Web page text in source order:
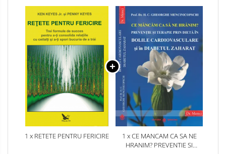
1 x RETETE PENTRU FERICIRE
1 x CE MANCAM CA SA NE
HRANIM? PREVENTIE SI